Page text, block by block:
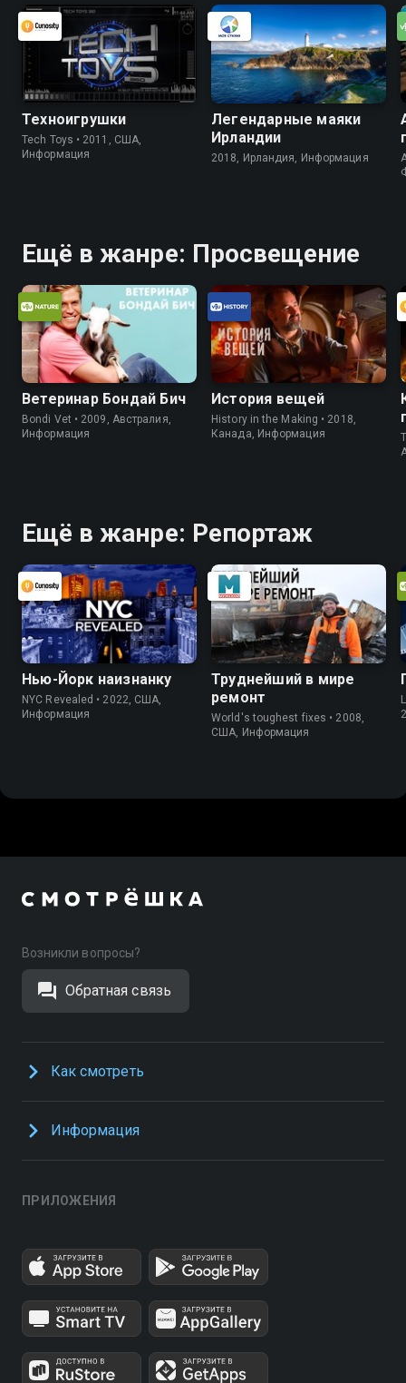
Техноигрушки
Tech Toys • 2011, США,
Информация
Легендарные маяки
Ирландии
2018, Ирландия, Информация
Ещё в жанре: Просвещение
Ветеринар Бондай Бич
Bondi Vet • 2009, Австралия,
Информация
История вещей
History in the Making • 2018,
Канада, Информация
Ещё в жанре: Репортаж
Нью-Йорк наизнанку
NYC Revealed • 2022, США,
Информация
Труднейший в мире
ремонт
World's toughest fixes • 2008,
США, Информация
Возникли вопросы?
Обратная связь
Как смотреть
Информация
ПРИЛОЖЕНИЯ